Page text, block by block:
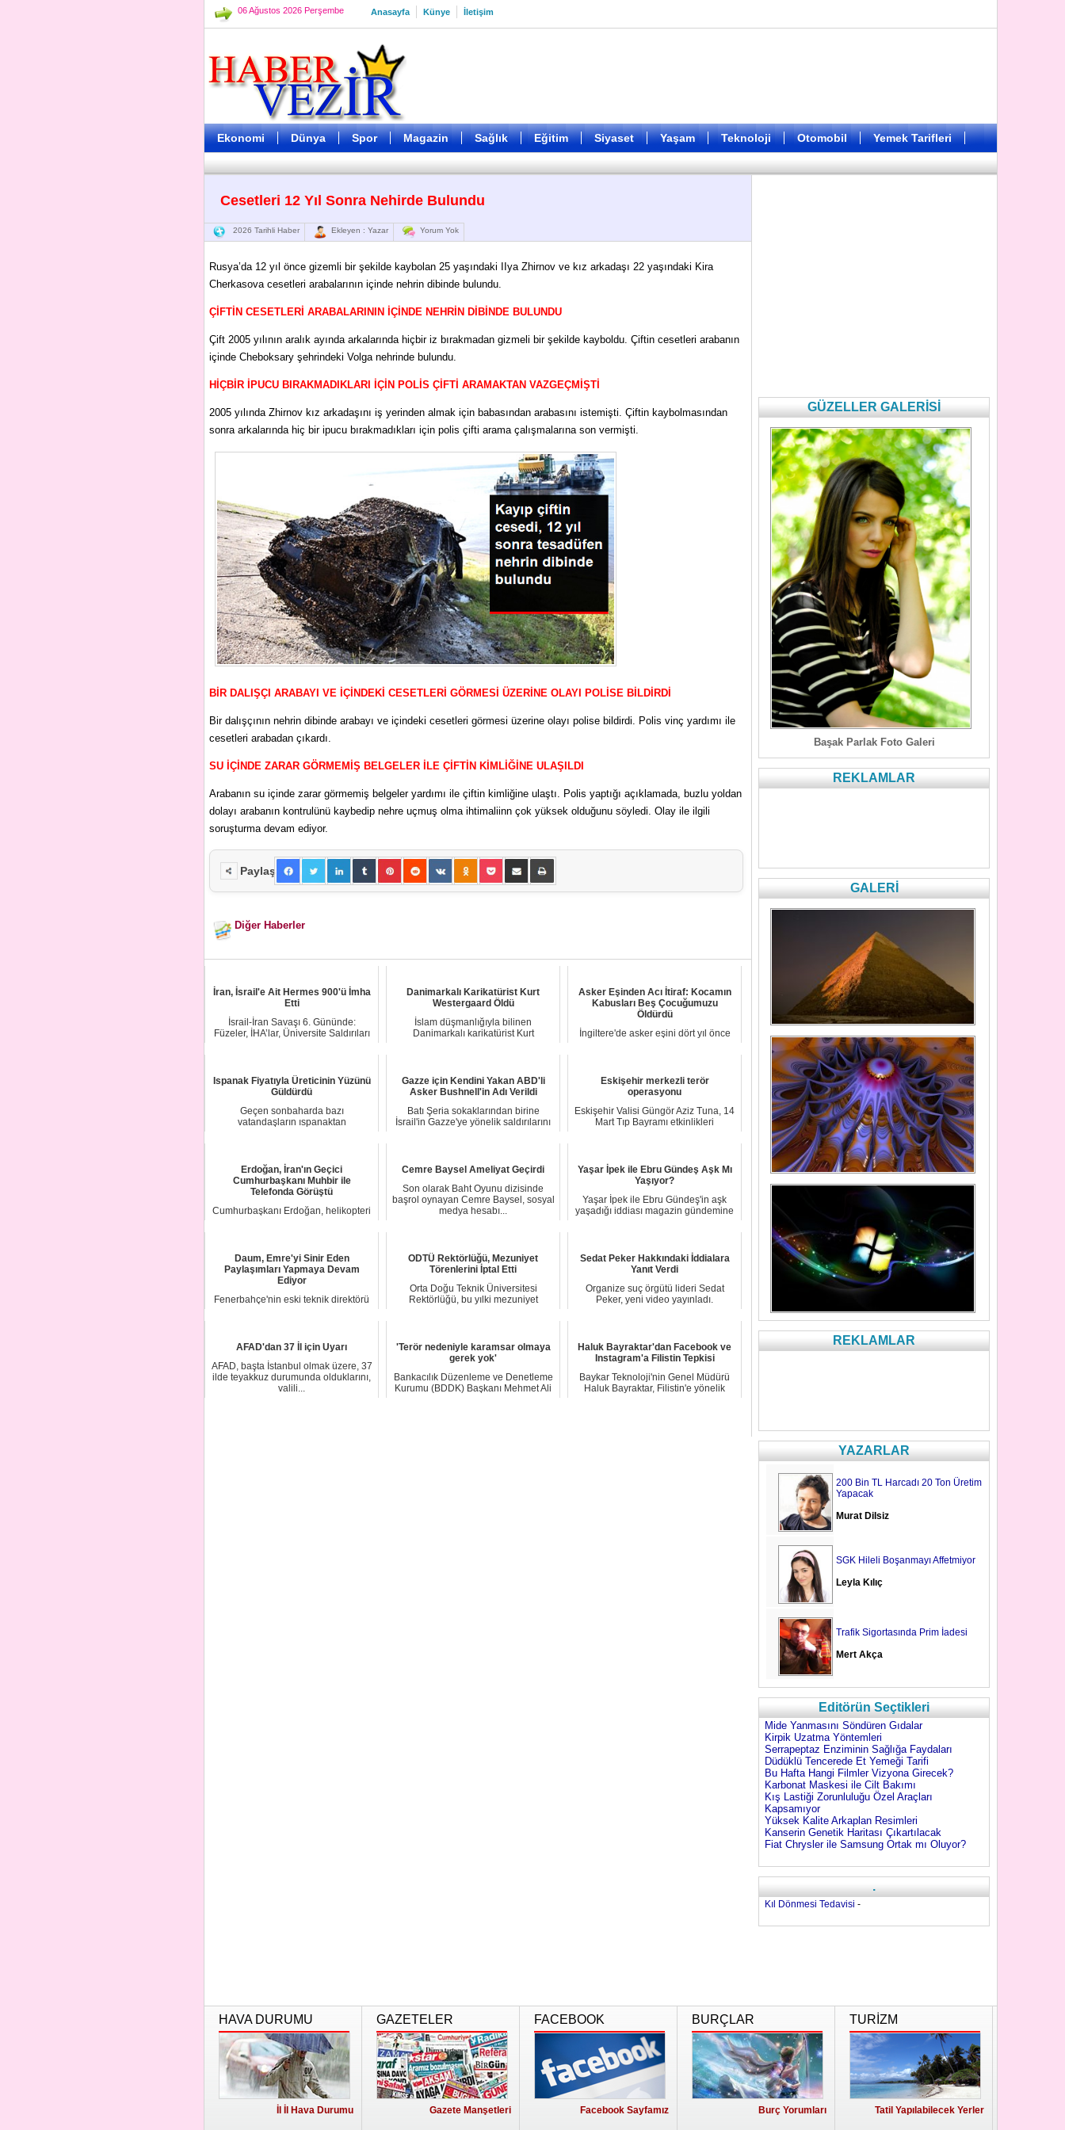
06 Ağustos 2026 Perşembe Anasayfa Künye İletişim
Ekonomi Dünya Spor Magazin Sağlık Eğitim Siyaset Yaşam Teknoloji Otomobil Yemek Tarifleri
Cesetleri 12 Yıl Sonra Nehirde Bulundu
2026 Tarihli Haber Ekleyen : Yazar Yorum Yok
Rusya’da 12 yıl önce gizemli bir şekilde kaybolan 25 yaşındaki IIya Zhirnov ve kız arkadaşı 22 yaşındaki Kira
Cherkasova cesetleri arabalarının içinde nehrin dibinde bulundu.
ÇİFTİN CESETLERİ ARABALARININ İÇİNDE NEHRİN DİBİNDE BULUNDU
Çift 2005 yılının aralık ayında arkalarında hiçbir iz bırakmadan gizmeli bir şekilde kayboldu. Çiftin cesetleri arabanın
içinde Cheboksary şehrindeki Volga nehrinde bulundu.
HİÇBİR İPUCU BIRAKMADIKLARI İÇİN POLİS ÇİFTİ ARAMAKTAN VAZGEÇMİŞTİ
2005 yılında Zhirnov kız arkadaşını iş yerinden almak için babasından arabasını istemişti. Çiftin kaybolmasından
sonra arkalarında hiç bir ipucu bırakmadıkları için polis çifti arama çalışmalarına son vermişti.
BİR DALIŞÇI ARABAYI VE İÇİNDEKİ CESETLERİ GÖRMESİ ÜZERİNE OLAYI POLİSE BİLDİRDİ
Bir dalışçının nehrin dibinde arabayı ve içindeki cesetleri görmesi üzerine olayı polise bildirdi. Polis vinç yardımı ile
cesetleri arabadan çıkardı.
SU İÇİNDE ZARAR GÖRMEMİŞ BELGELER İLE ÇİFTİN KİMLİĞİNE ULAŞILDI
Arabanın su içinde zarar görmemiş belgeler yardımı ile çiftin kimliğine ulaştı. Polis yaptığı açıklamada, buzlu yoldan
dolayı arabanın kontrulünü kaybedip nehre uçmuş olma ihtimaliinn çok yüksek olduğunu söyledi. Olay ile ilgili
soruşturma devam ediyor.
Paylaş
Diğer Haberler
İran, İsrail'e Ait Hermes 900'ü İmha
Etti
İsrail-İran Savaşı 6. Gününde:
Füzeler, İHA’lar, Üniversite Saldırıları
Danimarkalı Karikatürist Kurt
Westergaard Öldü
İslam düşmanlığıyla bilinen
Danimarkalı karikatürist Kurt
Asker Eşinden Acı İtiraf: Kocamın
Kabusları Beş Çocuğumuzu
Öldürdü
İngiltere'de asker eşini dört yıl önce
Ispanak Fiyatıyla Üreticinin Yüzünü
Güldürdü
Geçen sonbaharda bazı
vatandaşların ıspanaktan
Gazze için Kendini Yakan ABD'li
Asker Bushnell'in Adı Verildi
Batı Şeria sokaklarından birine
İsrail'in Gazze'ye yönelik saldırılarını
Eskişehir merkezli terör
operasyonu
Eskişehir Valisi Güngör Aziz Tuna, 14
Mart Tıp Bayramı etkinlikleri
Erdoğan, İran'ın Geçici
Cumhurbaşkanı Muhbir ile
Telefonda Görüştü
Cumhurbaşkanı Erdoğan, helikopteri
Cemre Baysel Ameliyat Geçirdi
Son olarak Baht Oyunu dizisinde
başrol oynayan Cemre Baysel, sosyal
medya hesabı...
Yaşar İpek ile Ebru Gündeş Aşk Mı
Yaşıyor?
Yaşar İpek ile Ebru Gündeş'in aşk
yaşadığı iddiası magazin gündemine
Daum, Emre'yi Sinir Eden
Paylaşımları Yapmaya Devam
Ediyor
Fenerbahçe'nin eski teknik direktörü
ODTÜ Rektörlüğü, Mezuniyet
Törenlerini İptal Etti
Orta Doğu Teknik Üniversitesi
Rektörlüğü, bu yılki mezuniyet
Sedat Peker Hakkındaki İddialara
Yanıt Verdi
Organize suç örgütü lideri Sedat
Peker, yeni video yayınladı.
AFAD'dan 37 İl için Uyarı
AFAD, başta İstanbul olmak üzere, 37
ilde teyakkuz durumunda olduklarını,
valili...
'Terör nedeniyle karamsar olmaya
gerek yok'
Bankacılık Düzenleme ve Denetleme
Kurumu (BDDK) Başkanı Mehmet Ali
Haluk Bayraktar'dan Facebook ve
Instagram'a Filistin Tepkisi
Baykar Teknoloji'nin Genel Müdürü
Haluk Bayraktar, Filistin'e yönelik
GÜZELLER GALERİSİ
Başak Parlak Foto Galeri
REKLAMLAR
GALERİ
REKLAMLAR
YAZARLAR
200 Bin TL Harcadı 20 Ton Üretim
Yapacak
Murat Dilsiz
SGK Hileli Boşanmayı Affetmiyor
Leyla Kılıç
Trafik Sigortasında Prim İadesi
Mert Akça
Editörün Seçtikleri
Mide Yanmasını Söndüren Gıdalar
Kirpik Uzatma Yöntemleri
Serrapeptaz Enziminin Sağlığa Faydaları
Düdüklü Tencerede Et Yemeği Tarifi
Bu Hafta Hangi Filmler Vizyona Girecek?
Karbonat Maskesi ile Cilt Bakımı
Kış Lastiği Zorunluluğu Özel Araçları
Kapsamıyor
Yüksek Kalite Arkaplan Resimleri
Kanserin Genetik Haritası Çıkartılacak
Fiat Chrysler ile Samsung Ortak mı Oluyor?
.
Kıl Dönmesi Tedavisi -
HAVA DURUMU
İl İl Hava Durumu
GAZETELER
Gazete Manşetleri
FACEBOOK
Facebook Sayfamız
BURÇLAR
Burç Yorumları
TURİZM
Tatil Yapılabilecek Yerler